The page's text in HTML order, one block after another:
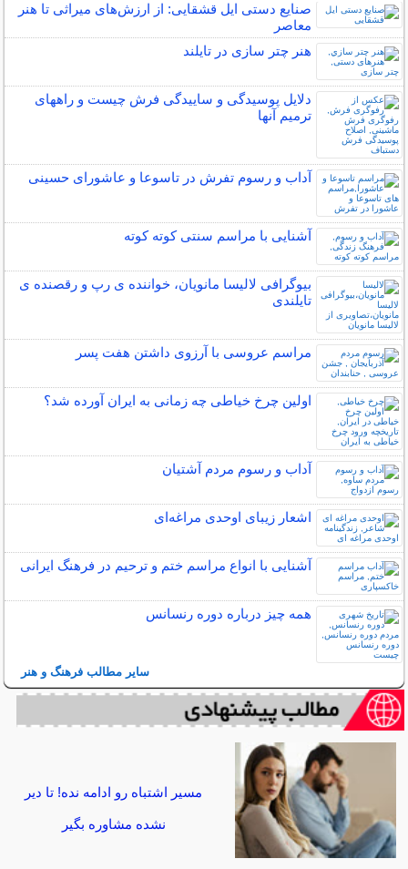
صنایع دستی ایل قشقایی: از ارزش‌های میراثی تا هنر
معاصر
هنر چتر سازی در تايلند
دلایل پوسیدگی و ساییدگی فرش چیست و راههای
ترمیم آنها
آداب و رسوم تفرش در تاسوعا و عاشورای حسینی
آشنایی با مراسم سنتی کوته کوته
بیوگرافی لالیسا مانویان، خواننده ی رپ و رقصنده ی
تایلندی
مراسم عروسی با آرزوی داشتن هفت پسر
اولین چرخ خیاطی چه زمانی به ایران آورده شد؟
آداب و رسوم مردم آشتیان
اشعار زیبای اوحدی مراغه‌ای
آشنایی با انواع مراسم ختم و ترحیم در فرهنگ ایرانی
همه چیز درباره دوره رنسانس
سایر مطالب فرهنگ و هنر
مسیر اشتباه رو ادامه نده! تا دیر
نشده مشاوره بگیر